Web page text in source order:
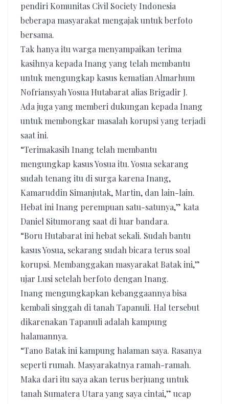
pendiri Komunitas Civil Society Indonesia
beberapa masyarakat mengajak untuk berfoto
bersama.
Tak hanya itu warga menyampaikan terima
kasihnya kepada Inang yang telah membantu
untuk mengungkap kasus kematian Almarhum
Nofriansyah Yosua Hutabarat alias Brigadir J.
Ada juga yang memberi dukungan kepada Inang
untuk membongkar masalah korupsi yang terjadi
saat ini.
“Terimakasih Inang telah membantu
mengungkap kasus Yosua itu. Yosua sekarang
sudah tenang itu di surga karena Inang,
Kamaruddin Simanjutak, Martin, dan lain-lain.
Hebat ini Inang perempuan satu-satunya,” kata
Daniel Situmorang saat di luar bandara.
“Boru Hutabarat ini hebat sekali. Sudah bantu
kasus Yosua, sekarang sudah bicara terus soal
korupsi. Membanggakan masyarakat Batak ini,”
ujar Lusi setelah berfoto dengan Inang.
Inang mengungkapkan kebanggaannya bisa
kembali singgah di tanah Tapanuli. Hal tersebut
dikarenakan Tapanuli adalah kampung
halamannya.
“Tano Batak ini kampung halaman saya. Rasanya
seperti rumah. Masyarakatnya ramah-ramah.
Maka dari itu saya akan terus berjuang untuk
tanah Sumatera Utara yang saya cintai,” ucap